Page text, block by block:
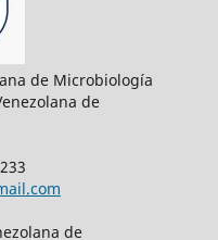
de Microbiología
de
de